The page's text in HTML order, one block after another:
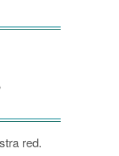
red.